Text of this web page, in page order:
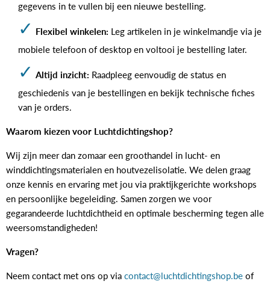
gegevens in te vullen bij een nieuwe bestelling.
Flexibel winkelen: Leg artikelen in je winkelmandje via je
mobiele telefoon of desktop en voltooi je bestelling later.
Altijd inzicht: Raadpleeg eenvoudig de status en
geschiedenis van je bestellingen en bekijk technische fiches
van je orders.
Waarom kiezen voor Luchtdichtingshop?
Wij zijn meer dan zomaar een groothandel in lucht- en
winddichtingsmaterialen en houtvezelisolatie. We delen graag
onze kennis en ervaring met jou via praktijkgerichte workshops
en persoonlijke begeleiding. Samen zorgen we voor
gegarandeerde luchtdichtheid en optimale bescherming tegen alle
weersomstandigheden!
Vragen?
Neem contact met ons op via contact@luchtdichtingshop.be of